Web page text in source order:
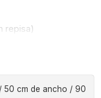
repisa)
50 cm de ancho / 90